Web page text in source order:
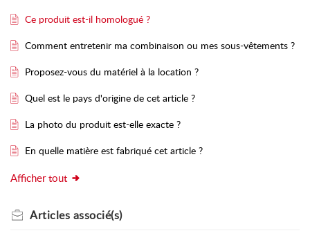
Ce produit est-il homologué ?
Comment entretenir ma combinaison ou mes sous-vêtements ?
Proposez-vous du matériel à la location ?
Quel est le pays d'origine de cet article ?
La photo du produit est-elle exacte ?
En quelle matière est fabriqué cet article ?
Afficher tout
Articles associé(s)